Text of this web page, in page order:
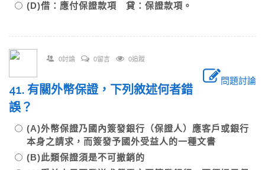
(D)借：應付保證款項 貸：保證款項。
0討論 0留言 0追蹤
問題討論
41. 有關外幣保證，下列敘述何者錯
誤？
(A)外幣保證乃國內簽發銀行（保證人）應客戶或銀行
本身之請求，而簽發予國外受益人的一種文書
(B)此類保證須是不可撤銷的